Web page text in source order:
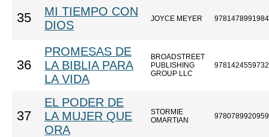
35
MI TIEMPO CON
DIOS
JOYCE MEYER 9781478991984
36
PROMESAS DE
LA BIBLIA PARA
LA VIDA
BROADSTREET
PUBLISHING
GROUP LLC
9781424559732
37
EL PODER DE
LA MUJER QUE
ORA
STORMIE
OMARTIAN
9780789920959